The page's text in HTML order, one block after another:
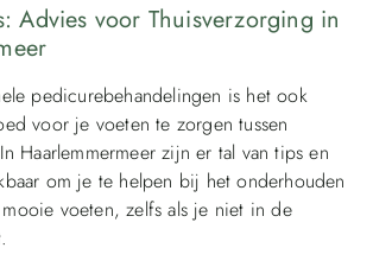
Advies voor Thuisverzorging in
pedicurebehandelingen is het ook
voor je voeten te zorgen tussen
Haarlemmermeer zijn er tal van tips en
om je te helpen bij het onderhouden
voeten, zelfs als je niet in de